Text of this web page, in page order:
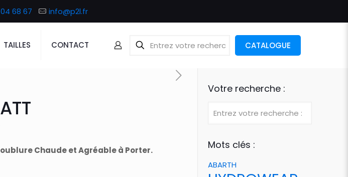
68 67 info@p2l.fr
TAILLES CONTACT CATALOGUE
Chaude et Agréable à Porter.
Votre recherche :
Mots clés :
ABARTH